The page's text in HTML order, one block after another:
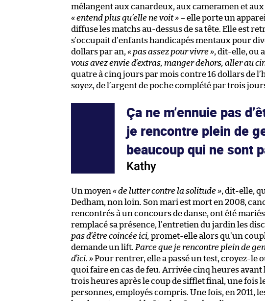
mélangent aux canardeux, aux cameramen et aux
« entend plus qu’elle ne voit » – elle porte un
diffuse les matchs au-dessus de sa tête. Elle est
s’occupait d’enfants handicapés mentaux pour
dollars par an, « pas assez pour vivre », dit-elle, ou
vous avez envie d’extras, manger dehors, aller au
quatre à cinq jours par mois contre 16 dollars de
soyez, de l’argent de poche complété par trois
Ça ne m’ennuie pas
je rencontre plein de
beaucoup qui ne sont
Kathy
Un moyen « de lutter contre la solitude », dit-elle,
Dedham, non loin. Son mari est mort en 2008,
rencontrés à un concours de danse, ont été
remplacé sa présence, l’entretien du jardin les
pas d’être coincée ici, promet-elle alors qu’un
demande un lift. Parce que je rencontre plein de
d’ici. »Pour rentrer, elle a passé un test, croyez-le
quoi faire en cas de feu. Arrivée cinq heures
trois heures après le coup de sifflet final, une fois
personnes, employés compris. Une fois, en 2011,